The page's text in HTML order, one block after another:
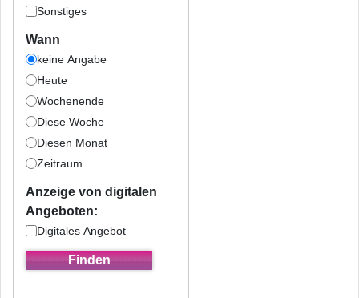
Sonstiges
Wann
keine Angabe
Heute
Wochenende
Diese Woche
Diesen Monat
Zeitraum
Anzeige von digitalen
Angeboten:
Digitales Angebot